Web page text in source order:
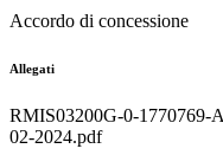
Accordo di concessione
Allegati
RMIS03200G-0-1770769-
02-2024.pdf